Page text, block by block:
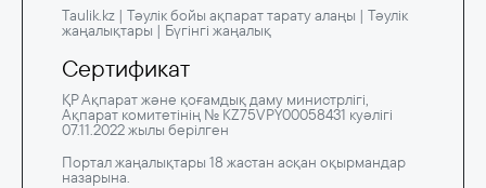
Taulik.kz | Тәулік бойы ақпарат тарату алаңы | Тәулік
жаңалықтары | Бүгінгі жаңалық
Сертификат
ҚР Ақпарат және қоғамдық даму министрлігі,
Ақпарат комитетінің № KZ75VPY00058431 куәлігі
07.11.2022 жылы берілген
Портал жаңалықтары 18 жастан асқан оқырмандар
назарына.